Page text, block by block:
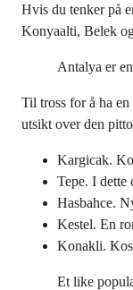
Hvis du tenker på
Konyaalti, Belek
Antalya er
Til tross for å ha
utsikt over den
Kargicak.
Tepe. I dette
Hasbahce.
Kestel. En
Konakli.
Et like